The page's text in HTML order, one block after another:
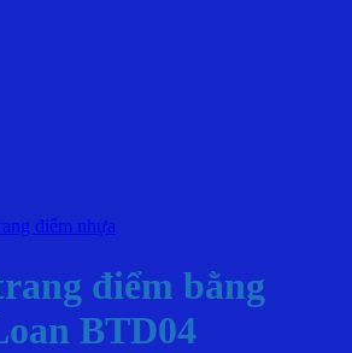
điểm nhựa
điểm bằng
BTD04